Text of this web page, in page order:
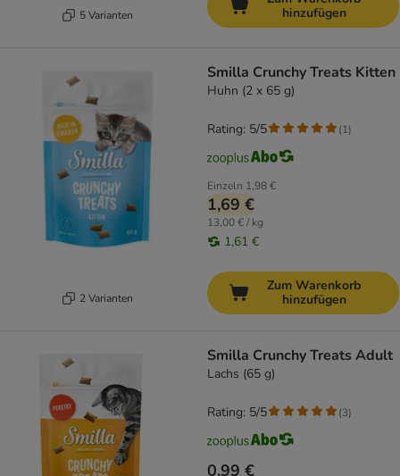
5 Varianten
hinzufügen
2 Varianten
Smilla Crunchy Treats Kitten
Huhn (2 x 65 g)
Einzeln 1,98 €
1,69 €
13,00 € / kg
1,61 €
Rating: 5/5 (1)
Zum Warenkorb
hinzufügen
Smilla Crunchy Treats Adult
Lachs (65 g)
0,99 €
Rating: 5/5 (3)